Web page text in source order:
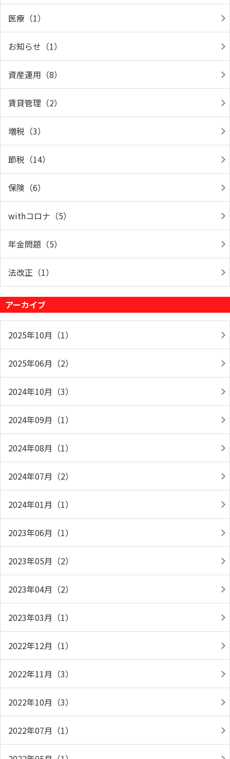
医療（1）
お知らせ（1）
資産運用（8）
賃貸管理（2）
増税（3）
節税（14）
保険（6）
withコロナ（5）
年金問題（5）
法改正（1）
アーカイブ
2025年10月（1）
2025年06月（2）
2024年10月（3）
2024年09月（1）
2024年08月（1）
2024年07月（2）
2024年01月（1）
2023年06月（1）
2023年05月（2）
2023年04月（2）
2023年03月（1）
2022年12月（1）
2022年11月（3）
2022年10月（3）
2022年07月（1）